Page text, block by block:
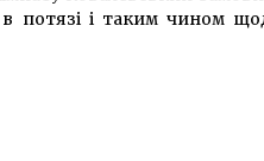
і таким чином